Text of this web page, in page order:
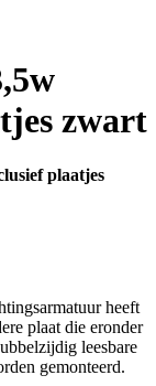
zwart
plaatjes
heeft
plaat die eronder
leesbare
gemonteerd.